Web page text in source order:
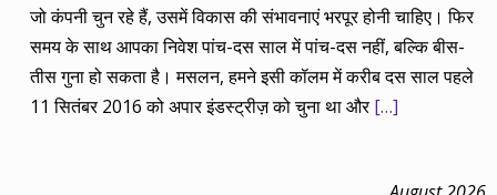
जो कंपनी चुन रहे हैं, उसमें विकास की संभावनाएं भरपूर होनी चाहिए। फिर
समय के साथ आपका निवेश पांच-दस साल में पांच-दस नहीं, बल्कि बीस-
तीस गुना हो सकता है। मसलन, हमने इसी कॉलम में करीब दस साल पहले
11 सितंबर 2016 को अपार इंडस्ट्रीज़ को चुना था और[…]